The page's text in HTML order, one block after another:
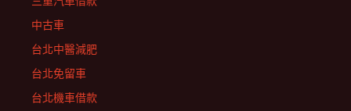
中古車
台北中醫減肥
台北免留車
台北機車借款